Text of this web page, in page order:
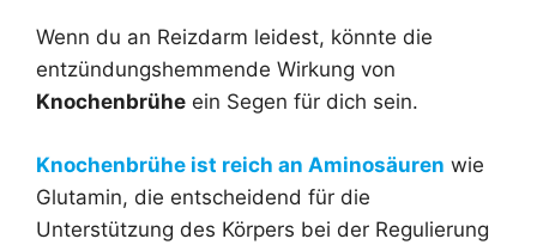
Wenn du an Reizdarm leidest, könnte die
entzündungshemmende Wirkung von
Knochenbrühe ein Segen für dich sein.
Knochenbrühe ist reich an Aminosäuren wie
Glutamin, die entscheidend für die
Unterstützung des Körpers bei der Regulierung